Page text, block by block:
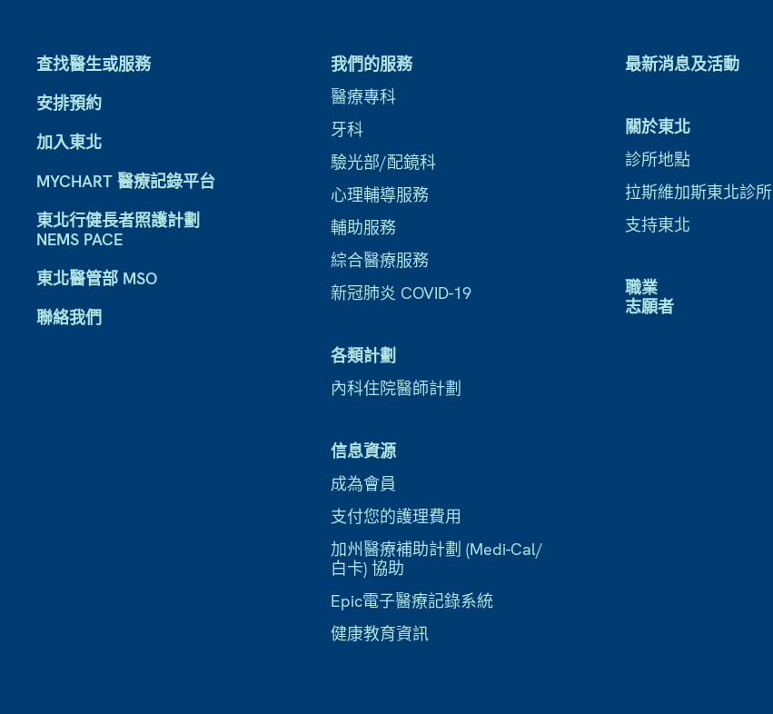
查找醫生或服務
安排預約
加入東北
MYCHART 醫療記錄平台
東北行健長者照護計劃
NEMS PACE
東北醫管部 MSO
聯絡我們
我們的服務
醫療專科
牙科
驗光部/配鏡科
心理輔導服務
輔助服務
綜合醫療服務
新冠肺炎 COVID-19
各類計劃
內科住院醫師計劃
信息資源
成為會員
支付您的護理費用
加州醫療補助計劃 (Medi-Cal/
白卡) 協助
Epic電子醫療記錄系統
健康教育資訊
最新消息及活動
關於東北
診所地點
拉斯維加斯東北診所
支持東北
職業
志願者